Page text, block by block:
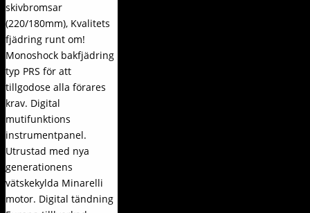
skivbromsar
(220/180mm), Kvalitets
fjädring runt om!
Monoshock bakfjädring
typ PRS för att
tillgodose alla förares
krav. Digital
mutifunktions
instrumentpanel.
Utrustad med nya
generationens
vätskekylda Minarelli
motor. Digital tändning